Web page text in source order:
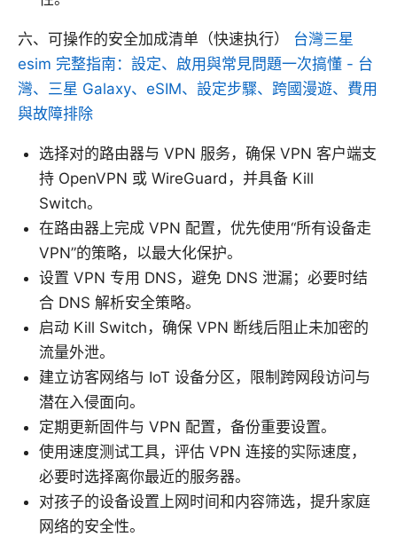
六、可操作的安全加成清单（快速执行） 台灣三星
esim 完整指南：設定、啟用與常見問題一次搞懂 - 台
灣、三星 Galaxy、eSIM、設定步驟、跨國漫遊、費用
與故障排除
选择对的路由器与 VPN 服务，确保 VPN 客户端支
持 OpenVPN 或 WireGuard，并具备 Kill
Switch。
在路由器上完成 VPN 配置，优先使用“所有设备走
VPN”的策略，以最大化保护。
设置 VPN 专用 DNS，避免 DNS 泄漏；必要时结
合 DNS 解析安全策略。
启动 Kill Switch，确保 VPN 断线后阻止未加密的
流量外泄。
建立访客网络与 IoT 设备分区，限制跨网段访问与
潜在入侵面向。
定期更新固件与 VPN 配置，备份重要设置。
使用速度测试工具，评估 VPN 连接的实际速度，
必要时选择离你最近的服务器。
对孩子的设备设置上网时间和内容筛选，提升家庭
网络的安全性。